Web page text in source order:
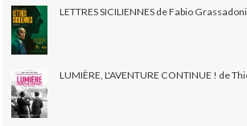
LETTRES SICILIENNES de Fabio
LUMIÈRE, L'AVENTURE CONTINUE ! de